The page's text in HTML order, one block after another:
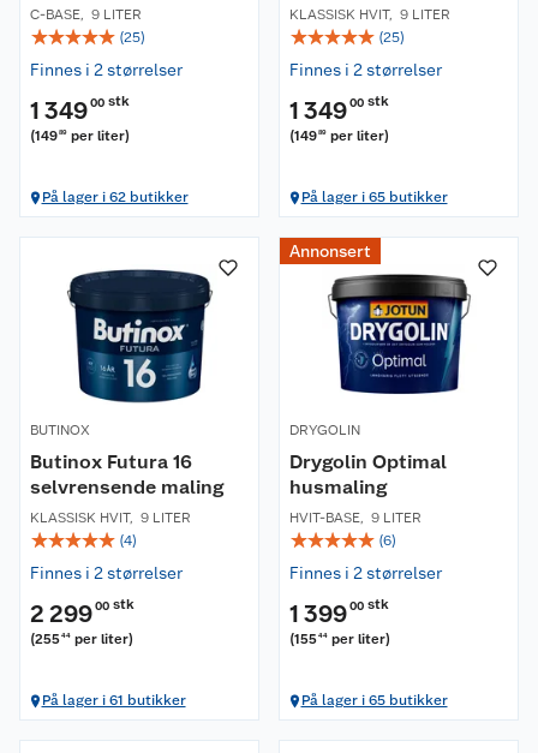
C-BASE, 9 LITER
☆☆☆☆☆ (25)
Finnes i 2 størrelser
1 34900 stk
(14989 per liter)
På lager i 62 butikker
KLASSISK HVIT, 9 LITER
☆☆☆☆☆ (25)
Finnes i 2 størrelser
1 34900 stk
(14989 per liter)
På lager i 65 butikker
BUTINOX
Butinox Futura 16
selvrensende maling
KLASSISK HVIT, 9 LITER
☆☆☆☆☆ (4)
Finnes i 2 størrelser
2 29900 stk
(25544 per liter)
På lager i 61 butikker
Annonsert
DRYGOLIN
Drygolin Optimal
husmaling
HVIT-BASE, 9 LITER
☆☆☆☆☆ (6)
Finnes i 2 størrelser
1 39900 stk
(15544 per liter)
På lager i 65 butikker